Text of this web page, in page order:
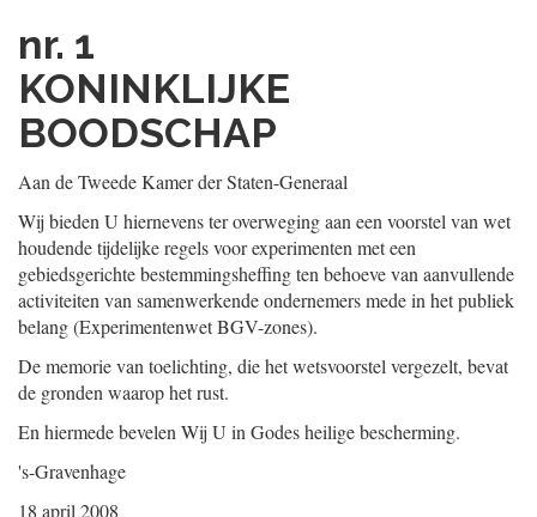
nr. 1
KONINKLIJKE
BOODSCHAP
Aan de Tweede Kamer der Staten-Generaal
Wij bieden U hiernevens ter overweging aan een voorstel van wet
houdende tijdelijke regels voor experimenten met een
gebiedsgerichte bestemmingsheffing ten behoeve van aanvullende
activiteiten van samenwerkende ondernemers mede in het publiek
belang (Experimentenwet BGV-zones).
De memorie van toelichting, die het wetsvoorstel vergezelt, bevat
de gronden waarop het rust.
En hiermede bevelen Wij U in Godes heilige bescherming.
's-Gravenhage
18 april 2008